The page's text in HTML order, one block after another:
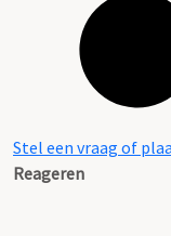
Stel een vraag of
Reageren